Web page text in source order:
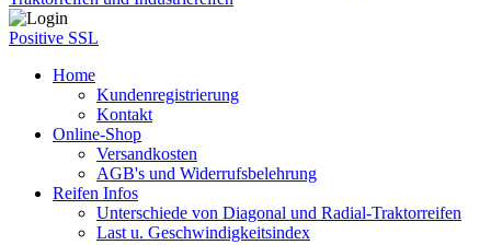
Positive SSL
Home
Kundenregistrierung
Kontakt
Online-Shop
Versandkosten
AGB's und Widerrufsbelehrung
Reifen Infos
Unterschiede von Diagonal und Radial-Traktorreifen
Last u. Geschwindigkeitsindex